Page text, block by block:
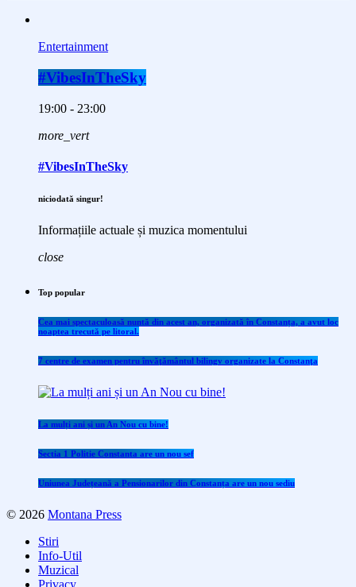
Entertainment
#VibesInTheSky
19:00 - 23:00
more_vert
#VibesInTheSky
niciodată singur!
Informațiile actuale și muzica momentului
close
Top popular
Cea mai spectaculoasă nuntă din acest an, organizată în Constanța, a avut loc
noaptea trecută pe litoral.
7 centre de examen pentru învăţământul bilingv organizate la Constanţa
La mulți ani și un An Nou cu bine!
Sectia 1 Politie Constanta are un nou sef
Uniunea Județeană a Pensionarilor din Constanța are un nou sediu
© 2026 Montana Press
Stiri
Info-Util
Muzical
Privacy